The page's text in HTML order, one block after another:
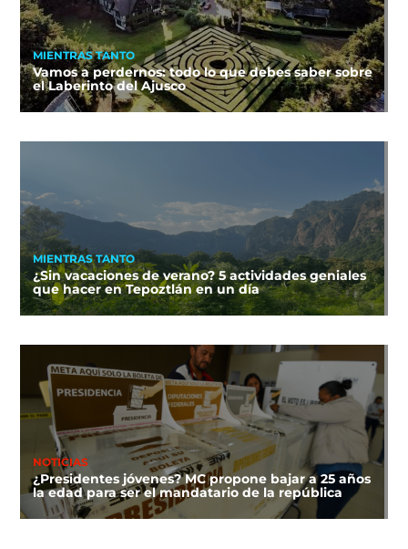
MIENTRAS TANTO
Vamos a perdernos: todo lo que debes saber sobre
el Laberinto del Ajusco
MIENTRAS TANTO
¿Sin vacaciones de verano? 5 actividades geniales
que hacer en Tepoztlán en un día
NOTICIAS
¿Presidentes jóvenes? MC propone bajar a 25 años
la edad para ser el mandatario de la república